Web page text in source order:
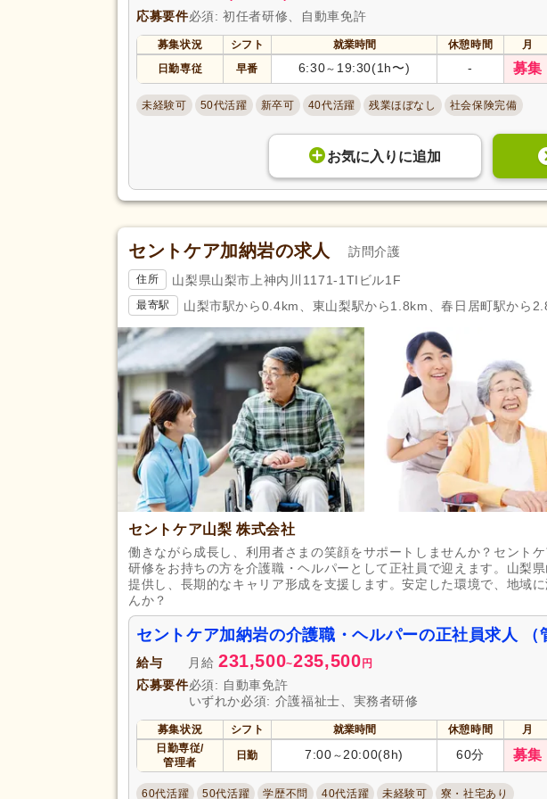
応募要件必須: 初任者研修、自動車免許
募集状況 シフト 就業時間 休憩時間 月
日勤専従
早番 6:30～ 19:30(1h〜) - 募集
未経験可 50代活躍 新卒可 40代活躍 残業ほぼなし 社会保険完備
お気に入り に追加
セントケア加納岩の求人 訪問介護
住所 山梨県山梨市上神内川1171-1TIビル1F
最寄駅 山梨市駅から0.4km、東山梨駅から1.8km、春日居町駅から
セントケア山梨 株式会社
働きながら成長し、利用者さまの笑顔をサポートしませんか？セント
研修をお持ちの方を介護職・ヘルパーとして正社員で迎えます。山梨
提供し、長期的なキャリア形成を支援します。安定した環境で、地域
んか？
セントケア加納岩の介護職・ヘルパーの正社員求人 （
給与 月給 231,500~235,500 円
応募要件必須: 自動車免許
いずれか必須: 介護福祉士、実務者研修
募集状況 シフト 就業時間 休憩時間 月
日勤専従/
管理者
日勤 7:00 ～20:00(8h) 60分 募集
60代活躍 50代活躍 学歴不問 40代活躍 未経験可 寮・社宅あり